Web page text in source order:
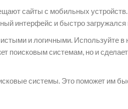
сайты с мобильных
интерфейс и быстро загружался
и логичными. Используйте в
поисковым системам, но и
системы. Это поможет им